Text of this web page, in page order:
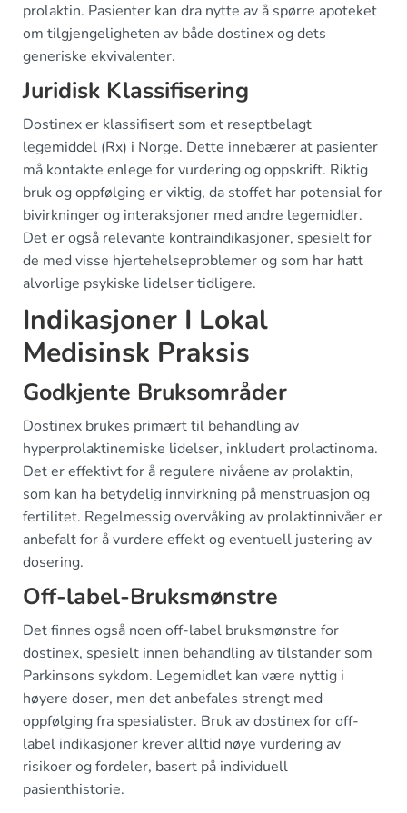
prolaktin. Pasienter kan dra nytte av å spørre apoteket
om tilgjengeligheten av både dostinex og dets
generiske ekvivalenter.
Juridisk Klassifisering
Dostinex er klassifisert som et reseptbelagt
legemiddel (Rx) i Norge. Dette innebærer at pasienter
må kontakte enlege for vurdering og oppskrift. Riktig
bruk og oppfølging er viktig, da stoffet har potensial for
bivirkninger og interaksjoner med andre legemidler.
Det er også relevante kontraindikasjoner, spesielt for
de med visse hjertehelseproblemer og som har hatt
alvorlige psykiske lidelser tidligere.
Indikasjoner I Lokal
Medisinsk Praksis
Godkjente Bruksområder
Dostinex brukes primært til behandling av
hyperprolaktinemiske lidelser, inkludert prolactinoma.
Det er effektivt for å regulere nivåene av prolaktin,
som kan ha betydelig innvirkning på menstruasjon og
fertilitet. Regelmessig overvåking av prolaktinnivåer er
anbefalt for å vurdere effekt og eventuell justering av
dosering.
Off-label-Bruksmønstre
Det finnes også noen off-label bruksmønstre for
dostinex, spesielt innen behandling av tilstander som
Parkinsons sykdom. Legemidlet kan være nyttig i
høyere doser, men det anbefales strengt med
oppfølging fra spesialister. Bruk av dostinex for off-
label indikasjoner krever alltid nøye vurdering av
risikoer og fordeler, basert på individuell
pasienthistorie.